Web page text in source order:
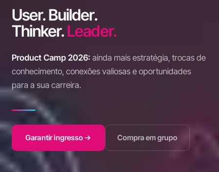
User. Builder.
Thinker.Leader.
Product Camp 2026: ainda mais estratégia, trocas de
conhecimento, conexões valiosas e oportunidades
para a sua carreira.
Garantir ingresso Compra em grupo